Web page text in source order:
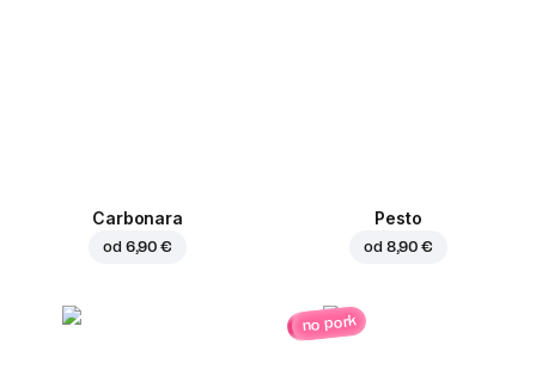
Carbonara
od 6,90 €
Pesto
od 8,90 €
no pork